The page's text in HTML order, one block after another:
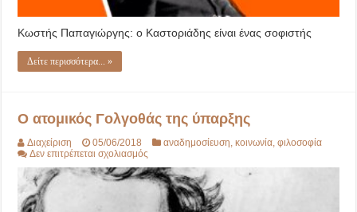
Κωστής Παπαγιώργης: ο Καστοριάδης είναι ένας σοφιστής
Δείτε περισσότερα... »
Ο ατομικός Γολγοθάς της ύπαρξης
Διαχείριση 05/06/2018 αναδημοσίευση,κοινωνία,φιλοσοφία
Δεν επιτρέπεται σχολιασμός
ατομικός
Γολγοθάς
ύπαρξης